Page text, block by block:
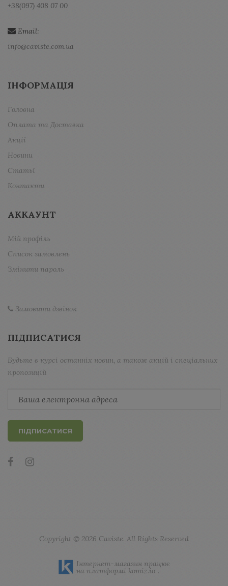
+38(097) 408 07 00
Email:
info@caviste.com.ua
ІНФОРМАЦІЯ
Головна
Оплата та Доставка
Акції
Новини
Статьї
Контакти
АККАУНТ
Мій профіль
Список замовлень
Змінити пароль
Замовити дзвінок
ПІДПИСАТИСЯ
Будьте в курсі останніх новин, а також акцій і спеціальних
пропозицій
ПІДПИСАТИСЯ
Copyright © 2026 Caviste. All Rights Reserved
Інтернет-магазин працює
на платформі komiz.io .